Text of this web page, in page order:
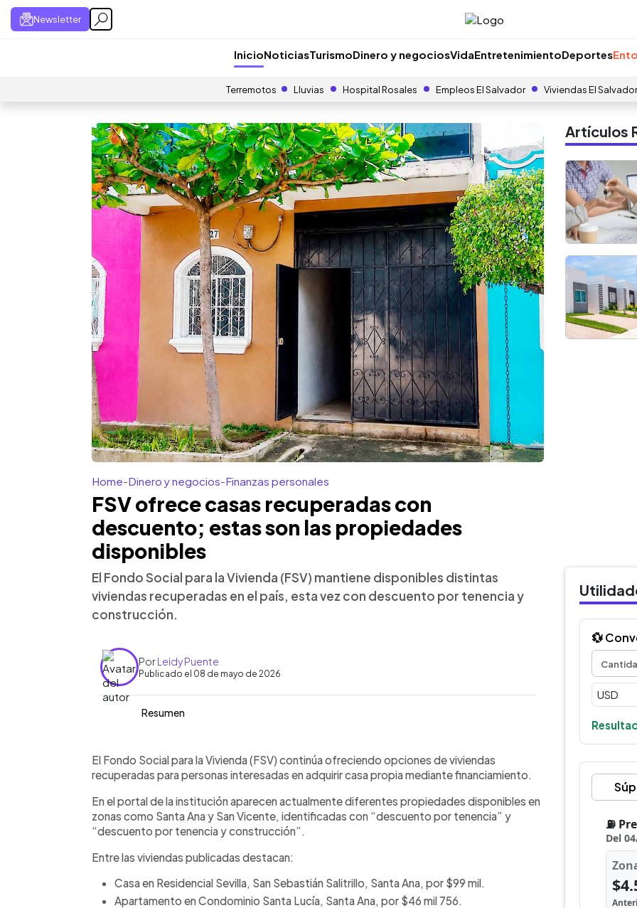
Newsletter
InicioNoticiasTurismoDinero y negociosVidaEntretenimientoDeportes
Terremotos Lluvias Hospital Rosales Empleos El Salvador Viviendas El Salvador
Home-Dinero y negocios-Finanzas personales
FSV ofrece casas recuperadas con
descuento; estas son las propiedades
disponibles
El Fondo Social para la Vivienda (FSV) mantiene disponibles distintas
viviendas recuperadas en el país, esta vez con descuento por tenencia y
construcción.
PorLeidy Puente
Publicado el 08 de mayo de 2026
Resumen
► Escuchar artículo
El Fondo Social para la Vivienda (FSV) mantiene disponibles casas y
apartamentos recuperados en diferentes zonas del país, esta vez con
propiedades publicadas destacan inmuebles en San Sebastián Salitrillo,
Santa Ana y Tecoluca, en San Vicente. El FSV aclaró que los precios
publicados no incluyen los descuentos y que el monto específico solo
ofrece financiamiento de hasta 30 años, con tasas del 2% para viviendas
de hasta $25,000 y del 6% para inmuebles con precios superiores, sujeto a
capacidad de pago y requisitos crediticios.
El Fondo Social para la Vivienda (FSV) continúa ofreciendo opciones de viviendas
recuperadas para personas interesadas en adquirir casa propia mediante financiamiento.
En el portal de la institución aparecen actualmente diferentes propiedades disponibles en
zonas como Santa Ana y San Vicente, identificadas con “descuento por tenencia” y
“descuento por tenencia y construcción”.
Entre las viviendas publicadas destacan:
Casa en Residencial Sevilla, San Sebastián Salitrillo, Santa Ana, por $99 mil.
Apartamento en Condominio Santa Lucía, Santa Ana, por $46 mil 756.
Artículos
💱